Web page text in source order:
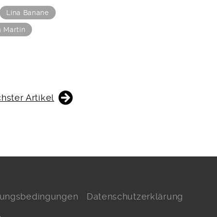
Lina Banane
Martin
Artikel
Datenschutzerklärung